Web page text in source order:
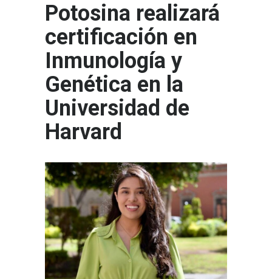
Potosina realizará
certificación en
Inmunología y
Genética en la
Universidad de
Harvard